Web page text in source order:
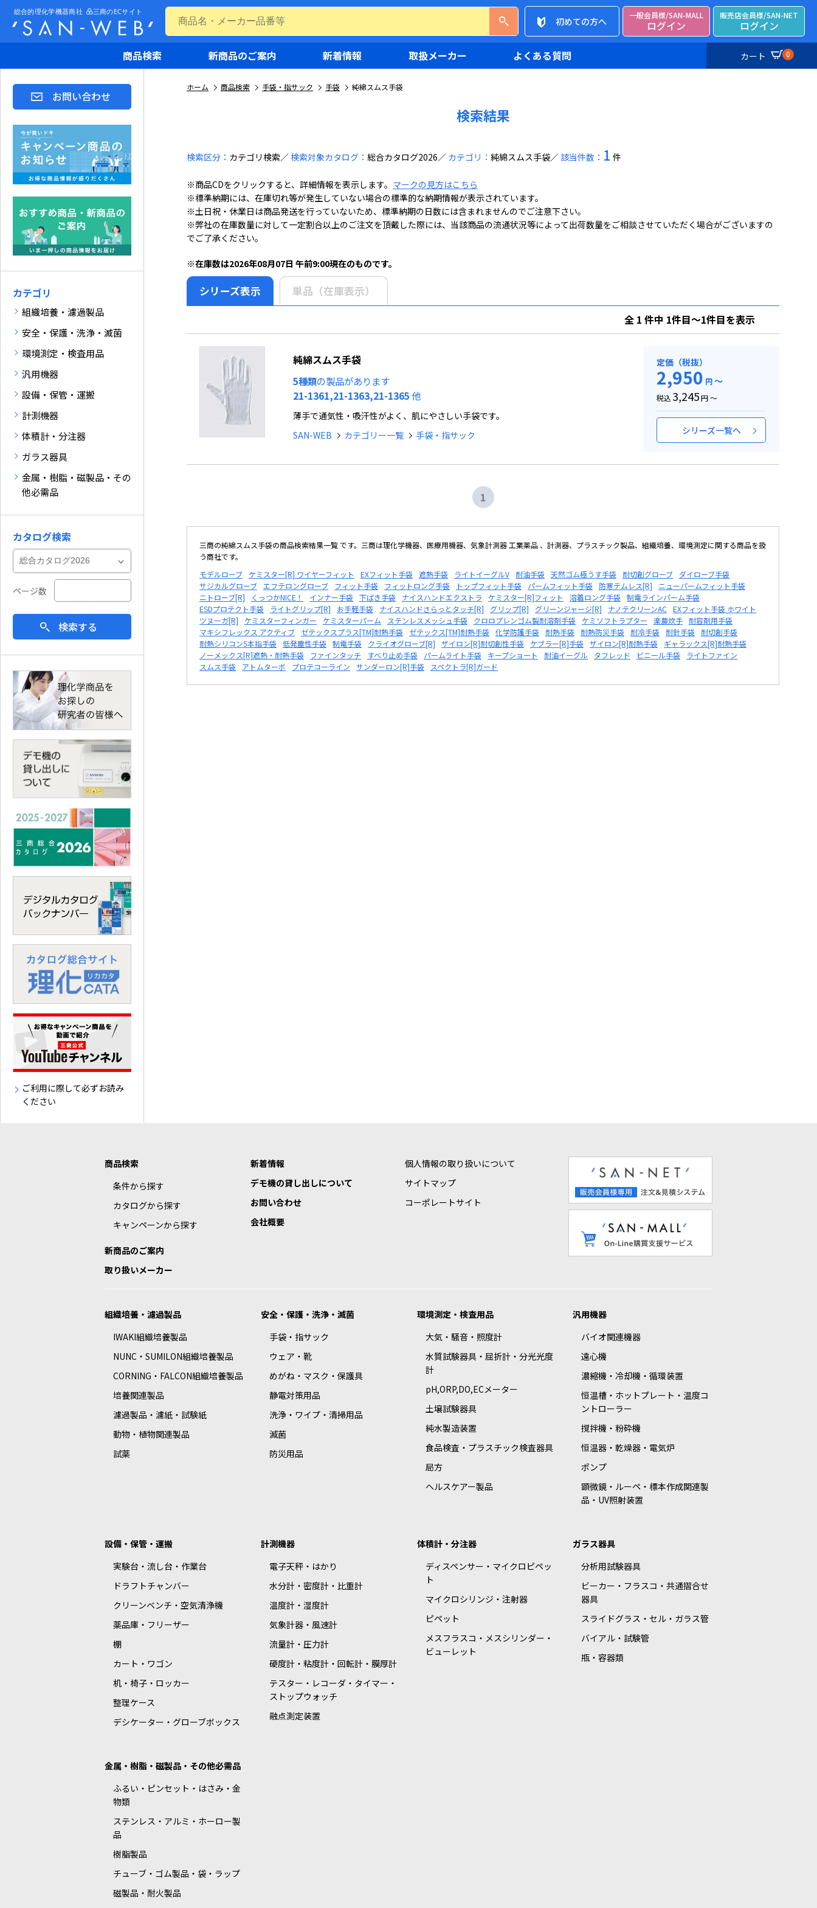
初めての方へ
一般会員様/SAN-MALL
ログイン
販売店会員様/SAN-NET
ログイン
カート 0
商品検索 新商品のご案内 新着情報 取扱メーカー よくある質問
ホーム 商品検索 手袋・指サック 手袋 純綿スムス手袋
検索結果
検索区分： カテゴリ検索 検索対象カタログ： 総合カタログ2026 カテゴリ： 純綿スムス手袋 該当件数： 1 件
※商品CDをクリックすると、詳細情報を表示します。 マークの見方はこちら
※標準納期には、在庫切れ等が発生していない場合の標準的な納期情報が表示されています。
※土日祝・休業日は商品発送を行っていないため、標準納期の日数には含まれませんのでご注意下さい。
※弊社の在庫数量に対して一定割合以上のご注文を頂戴した際には、当該商品の流通状況等によって出荷数量をご相談させていただく場合がございますの
でご了承ください。
※在庫数は2026年08月07日 午前9:00現在のものです。
シリーズ表示
単品（在庫表示）
全 1 件中 1件目～1件目を表示
純綿スムス手袋
5種類の製品があります
21-1361,21-1363,21-1365他
薄手で通気性・吸汗性がよく、肌にやさしい手袋です。
SAN-WEB
カテゴリー一覧 手袋・指サック
定価（税抜）
2,950 円～
税込 3,245円 ～
シリーズ一覧へ
1
三商の純綿スムス手袋の商品検索結果一覧 です。三商は理化学機器、医療用機器、気象計測器 工業薬品 、計測器、プラスチック製品、組織培養、環境測定に関する商品を扱
う商社です。
モデルローブ
ケミスター[R] ワイヤーフィット EXフィット手袋 遮熱手袋 ライトイーグルV 耐油手袋 天然ゴム極うす手袋 耐切創グローブ
ダイローブ手袋
サジカルグローブ エフテロングローブ フィット手袋 フィットロング手袋 トップフィット手袋 パームフィット手袋 防寒テムレス[R]
ニューパームフィット手袋
ニトローブ[R]
くっつかNICE！ インナー手袋 下ばき手袋 ナイスハンドエクストラ ケミスター[R]フィット 溶着ロング手袋
制電ラインパーム手袋
ESDプロテクト手袋
ライトグリップ[R] お手軽手袋 ナイスハンドさらっとタッチ[R] グリップ[R] グリーンジャージ[R] ナノテクリーンAC EXフィット手袋 ホワイト
ツヌーガ[R]
ケミスターフィンガー ケミスターパーム ステンレスメッシュ手袋 クロロプレンゴム製耐溶剤手袋 ケミソフトラプター 楽農炊手 耐容剤用手袋
マキシフレックス アクティブ
ゼテックスプラス[TM]耐熱手袋 ゼテックス[TM]耐熱手袋 化学防護手袋 耐熱手袋 耐熱防災手袋 耐冷手袋 耐針手袋
耐切創手袋
耐熱シリコン5本指手袋
低発塵性手袋 制電手袋 クライオグローブ[R] ザイロン[R]耐切創性手袋 ケブラー[R]手袋 ザイロン[R]耐熱手袋
ギャラックス[R]耐熱手袋
ノーメックス[R]遮熱・耐熱手袋
ファインタッチ すべり止め手袋 パームライト手袋 キープショート 耐油イーグル タフレッド ビニール手袋
ライトファイン
スムス手袋
アトムターボ プロテコーライン サンダーロン[R]手袋 スペクトラ[R]ガード
お問い合わせ
カテゴリ
組織培養・濾過製品
安全・保護・洗浄・滅菌
環境測定・検査用品
汎用機器
設備・保管・運搬
計測機器
体積計・分注器
ガラス器具
金属・樹脂・磁製品・その
他必需品
カタログ検索
ページ数
検索する
ご利用に際して必ずお読み
ください
商品検索
条件から探す
カタログから探す
キャンペーンから探す
新商品のご案内
取り扱いメーカー
新着情報
デモ機の貸し出しについて
お問い合わせ
会社概要
個人情報の取り扱いについて
サイトマップ
コーポレートサイト
組織培養・濾過製品
IWAKI組織培養製品
NUNC・SUMILON組織培養製品
CORNING・FALCON組織培養製品
培養関連製品
濾過製品・濾紙・試験紙
動物・植物関連製品
試薬
安全・保護・洗浄・滅菌
手袋・指サック
ウェア・靴
めがね・マスク・保護具
静電対策用品
洗浄・ワイプ・清掃用品
滅菌
防災用品
環境測定・検査用品
大気・騒音・照度計
水質試験器具・屈折計・分光光度
計
pH,ORP,DO,ECメーター
土壌試験器具
純水製造装置
食品検査・プラスチック検査器具
局方
ヘルスケアー製品
汎用機器
バイオ関連機器
遠心機
濃縮機・冷却機・循環装置
恒温槽・ホットプレート・温度コ
ントローラー
撹拌機・粉砕機
恒温器・乾燥器・電気炉
ポンプ
顕微鏡・ルーペ・標本作成関連製
品・UV照射装置
設備・保管・運搬
実験台・流し台・作業台
ドラフトチャンバー
クリーンベンチ・空気清浄機
薬品庫・フリーザー
棚
カート・ワゴン
机・椅子・ロッカー
整理ケース
デシケーター・グローブボックス
計測機器
電子天秤・はかり
水分計・密度計・比重計
温度計・湿度計
気象計器・風速計
流量計・圧力計
硬度計・粘度計・回転計・膜厚計
テスター・レコーダ・タイマー・
ストップウォッチ
融点測定装置
体積計・分注器
ディスペンサー・マイクロピペッ
ト
マイクロシリンジ・注射器
ピペット
メスフラスコ・メスシリンダー・
ビューレット
ガラス器具
分析用試験器具
ビーカー・フラスコ・共通摺合せ
器具
スライドグラス・セル・ガラス管
バイアル・試験管
瓶・容器類
金属・樹脂・磁製品・その他必需品
ふるい・ピンセット・はさみ・金
物類
ステンレス・アルミ・ホーロー製
品
樹脂製品
チューブ・ゴム製品・袋・ラップ
磁製品・耐火製品